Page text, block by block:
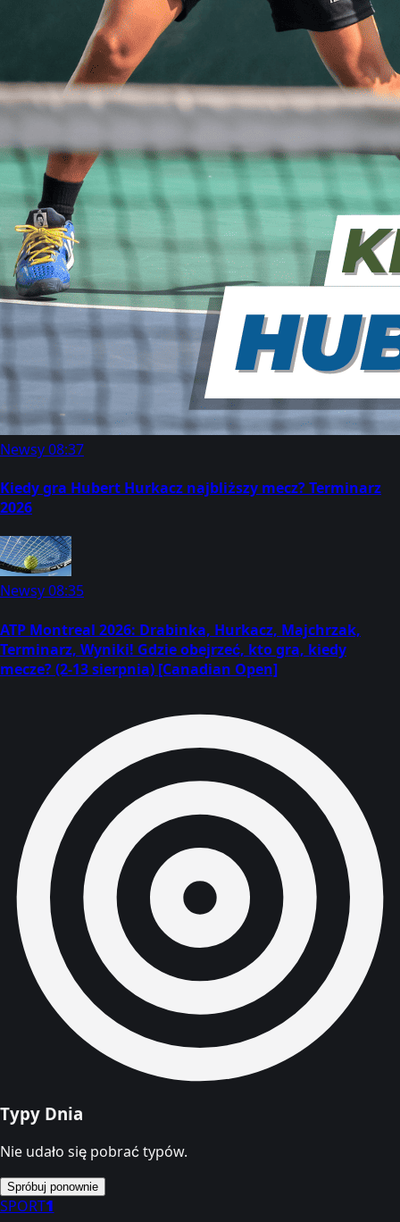
Newsy08:37
Kiedy gra Hubert Hurkacz najbliższy mecz? Terminarz
2026
Newsy08:35
ATP Montreal 2026: Drabinka, Hurkacz, Majchrzak,
Terminarz, Wyniki! Gdzie obejrzeć, kto gra, kiedy
mecze? (2-13 sierpnia) [Canadian Open]
Typy Dnia
Nie udało się pobrać typów.
Spróbuj ponownie
SPORT1